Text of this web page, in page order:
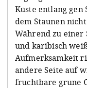
Küste entlang gen
dem Staunen
Während zu einer
und karibisch
Aufmerksamkeit
andere Seite auf
fruchtbare grüne